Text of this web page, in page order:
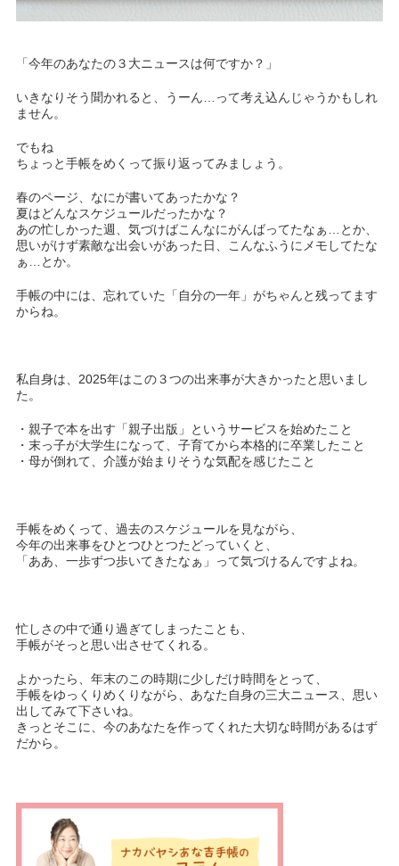
「今年のあなたの３大ニュースは何ですか？」
いきなりそう聞かれると、うーん…って考え込んじゃうかもしれ
ません。
でもね
ちょっと手帳をめくって振り返ってみましょう。
春のページ、なにが書いてあったかな？
夏はどんなスケジュールだったかな？
あの忙しかった週、気づけばこんなにがんばってたなぁ…とか、
思いがけず素敵な出会いがあった日、こんなふうにメモしてたな
ぁ…とか。
手帳の中には、忘れていた「自分の一年」がちゃんと残ってます
からね。
私自身は、2025年はこの３つの出来事が大きかったと思いまし
た。
・親子で本を出す「親子出版」というサービスを始めたこと
・末っ子が大学生になって、子育てから本格的に卒業したこと
・母が倒れて、介護が始まりそうな気配を感じたこと
手帳をめくって、過去のスケジュールを見ながら、
今年の出来事をひとつひとつたどっていくと、
「ああ、一歩ずつ歩いてきたなぁ」って気づけるんですよね。
忙しさの中で通り過ぎてしまったことも、
手帳がそっと思い出させてくれる。
よかったら、年末のこの時期に少しだけ時間をとって、
手帳をゆっくりめくりながら、あなた自身の三大ニュース、思い
出してみて下さいね。
きっとそこに、今のあなたを作ってくれた大切な時間があるはず
だから。